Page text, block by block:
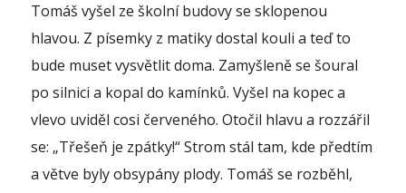
Tomáš vyšel ze školní budovy se sklopenou
hlavou. Z písemky z matiky dostal kouli a teď to
bude muset vysvětlit doma. Zamyšleně se šoural
po silnici a kopal do kamínků. Vyšel na kopec a
vlevo uviděl cosi červeného. Otočil hlavu a rozzářil
se: „Třešeň je zpátky!“ Strom stál tam, kde předtím
a větve byly obsypány plody. Tomáš se rozběhl,